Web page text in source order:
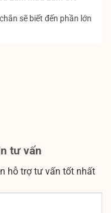
sẽ biết đến phần lớn
tư vấn
hỗ trợ tư vấn tốt nhất